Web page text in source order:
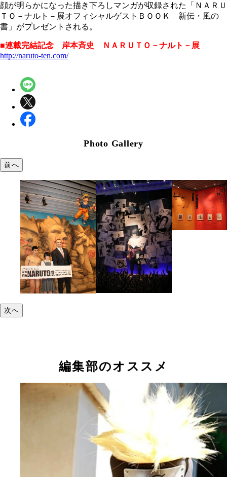
顔が明らかになった描き下ろしマンガが収録された「ＮＡＲＵ
ＴＯ－ナルト－展オフィシャルゲストＢＯＯＫ 新伝・風の
書」がプレゼントされる。
■連載完結記念 岸本斉史 ＮＡＲＵＴＯ－ナルト－展
http://naruto-ten.com/
Photo Gallery
前へ
次へ
編集部のオススメ